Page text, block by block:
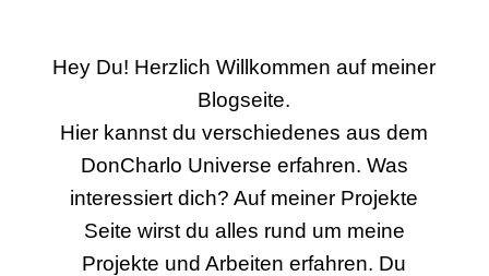
Hey Du! Herzlich Willkommen auf meiner
Blogseite.
Hier kannst du verschiedenes aus dem
DonCharlo Universe erfahren. Was
interessiert dich? Auf meiner Projekte
Seite wirst du alles rund um meine
Projekte und Arbeiten erfahren. Du